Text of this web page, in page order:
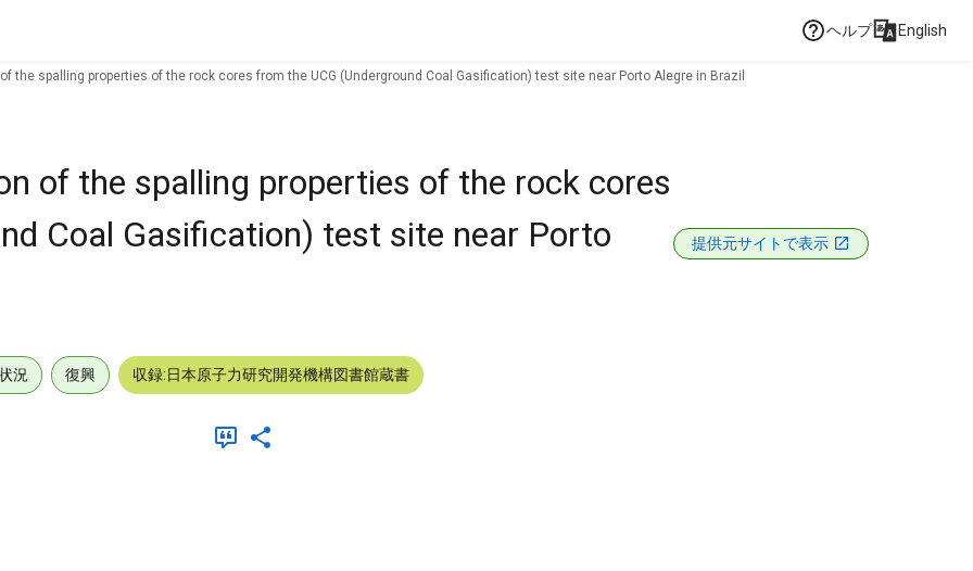
ヘルプ English
the spalling properties of the rock cores from the UCG (Underground Coal Gasification) test site near Porto Alegre in Brazil
of the spalling properties of the rock cores
Coal Gasification) test site near Porto
提供元サイトで表示
況 復興 収録:日本原子力研究開発機構図書館蔵書